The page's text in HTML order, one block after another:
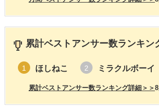
累計ベストアンサー数ランキン
1 ほしねこ 2 ミラクルボーイ
累計ベストアンサー数ランキング詳細＞＞